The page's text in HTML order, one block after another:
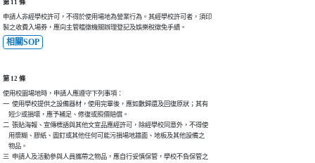
第 11 條
申請人非經學校許可，不得於使用場地為營業行為。其經學校許可者，須印
製之收費入場券，應向主管稽徵機關辦理登記及娛樂稅徵免手續。
相關SOP
第 12 條
使用校園場地時，申請人應遵守下列事項：
一  使用學校提供之設備器材，使用完畢後，應如數歸還及回復原狀；其有
    短少或損壞，應予補足、修復或照價賠償。
二  張貼海報、宣傳標語與其他文宣品應經許可，除經學校同意外，不得使
    用漿糊、膠紙、圖釘或其他任何可能污損場地牆面、地板及其他設備之
    物品。
三  申請人及活動參與人員攜帶之物品，應自行妥慎保管，學校不負保管之